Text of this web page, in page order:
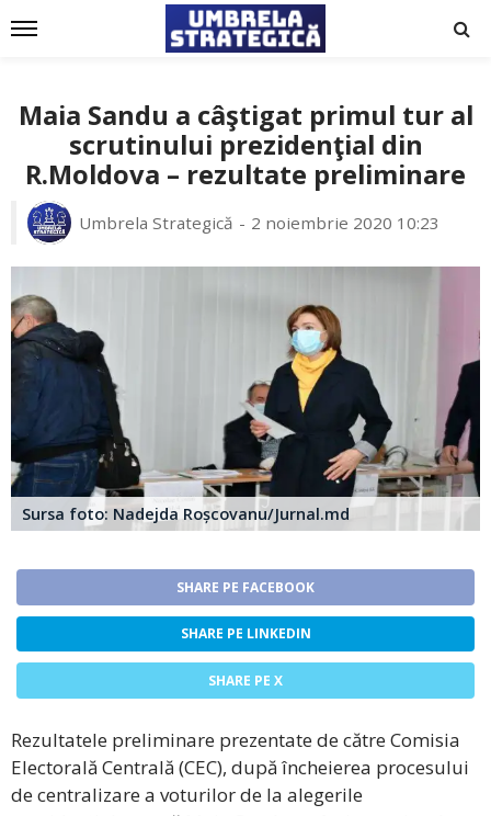
Maia Sandu a câştigat primul tur al
scrutinului prezidenţial din
R.Moldova – rezultate preliminare
Umbrela Strategică 2 noiembrie 2020 10:23
Sursa foto: Nadejda Roșcovanu/Jurnal.md
SHARE PE FACEBOOK
SHARE PE LINKEDIN
SHARE PE X
Rezultatele preliminare prezentate de către Comisia
Electorală Centrală (CEC), după încheierea procesului
de centralizare a voturilor de la alegerile